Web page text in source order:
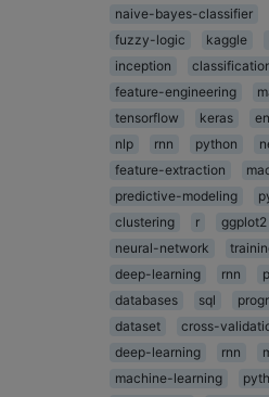
naive-bayes-classifier
fuzzy-logic
kaggle
inception
feature-engineering
tensorflow
keras
nlp
rnn python
feature-extraction
predictive-modeling
clustering
r ggplot2
neural-network
deep-learning
rnn
databases
sql
dataset
cross-
deep-learning
rnn
machine-learning